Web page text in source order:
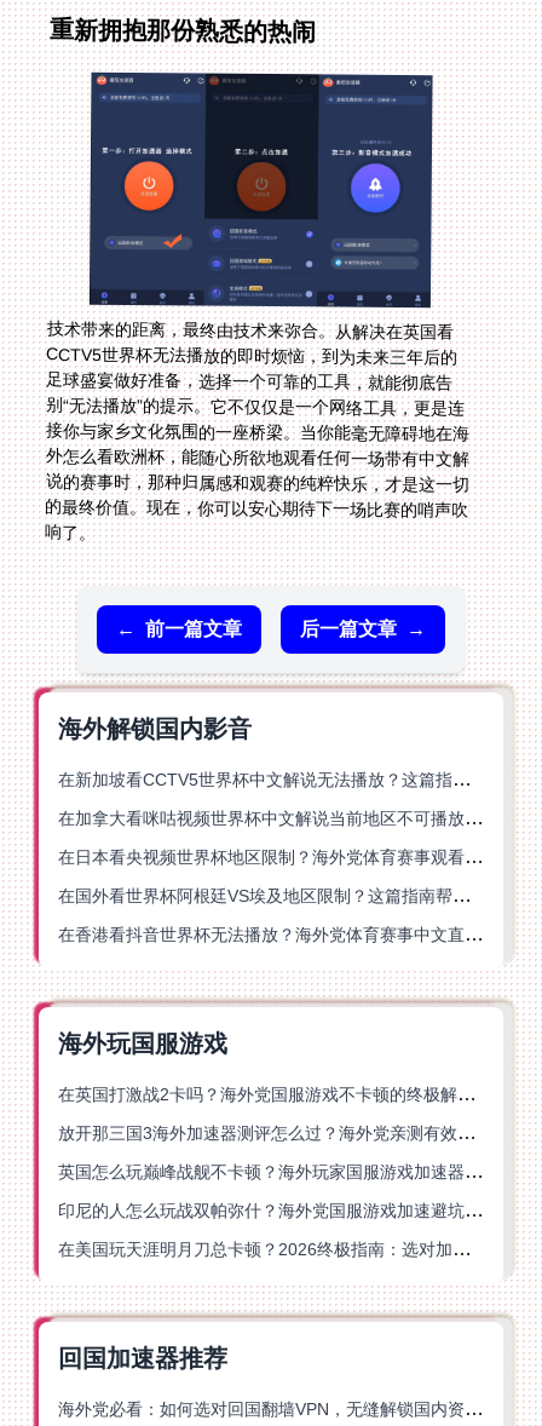
重新拥抱那份熟悉的热闹
技术带来的距离，最终由技术来弥合。从解决在英国看
CCTV5世界杯无法播放的即时烦恼，到为未来三年后的
足球盛宴做好准备，选择一个可靠的工具，就能彻底告
别“无法播放”的提示。它不仅仅是一个网络工具，更是连
接你与家乡文化氛围的一座桥梁。当你能毫无障碍地在海
外怎么看欧洲杯，能随心所欲地观看任何一场带有中文解
说的赛事时，那种归属感和观赛的纯粹快乐，才是这一切
的最终价值。现在，你可以安心期待下一场比赛的哨声吹
响了。
← 前一篇文章 后一篇文章 →
海外解锁国内影音
在新加坡看CCTV5世界杯中文解说无法播放？这篇指南帮你解锁海外体育直播自由
在加拿大看咪咕视频世界杯中文解说当前地区不可播放？这篇指南帮你一键解决
在日本看央视频世界杯地区限制？海外党体育赛事观看终极指南
在国外看世界杯阿根廷VS埃及地区限制？这篇指南帮你搞定中文直播+解说
在香港看抖音世界杯无法播放？海外党体育赛事中文直播终极指南
海外玩国服游戏
在英国打激战2卡吗？海外党国服游戏不卡顿的终极解决方案
放开那三国3海外加速器测评怎么过？海外党亲测有效的国服游戏加速指南
英国怎么玩巅峰战舰不卡顿？海外玩家国服游戏加速器终极指南
印尼的人怎么玩战双帕弥什？海外党国服游戏加速避坑指南
在美国玩天涯明月刀总卡顿？2026终极指南：选对加速器让你丝滑连招
回国加速器推荐
海外党必看：如何选对回国翻墙VPN，无缝解锁国内资源？